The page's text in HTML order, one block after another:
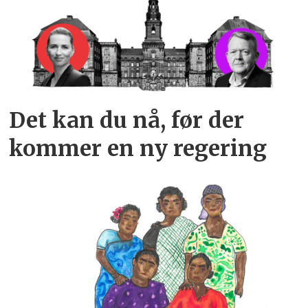
Det kan du nå, før der
kommer en ny regering